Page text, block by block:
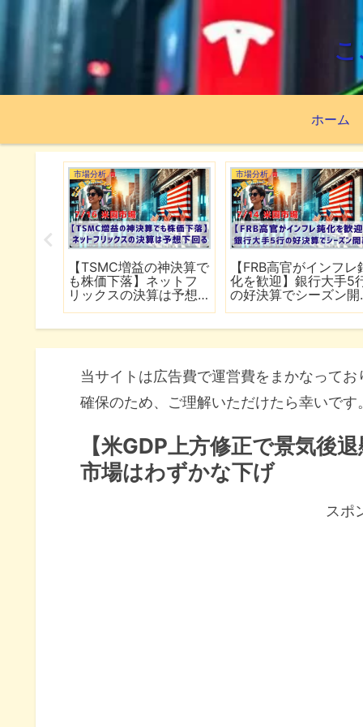
ホーム
市場分析
【TSMC増益の神決算で
も株価下落】ネットフ
リックスの決算は予想
市場分析
【FRB高官がインフレ
化を歓迎】銀行大手5
の好決算でシーズン開
当サイトは広告費で運営費をまかなって
確保のため、ご理解いただけたら幸いです
【米GDP上方修正で景気後
市場はわずかな下げ
スポ